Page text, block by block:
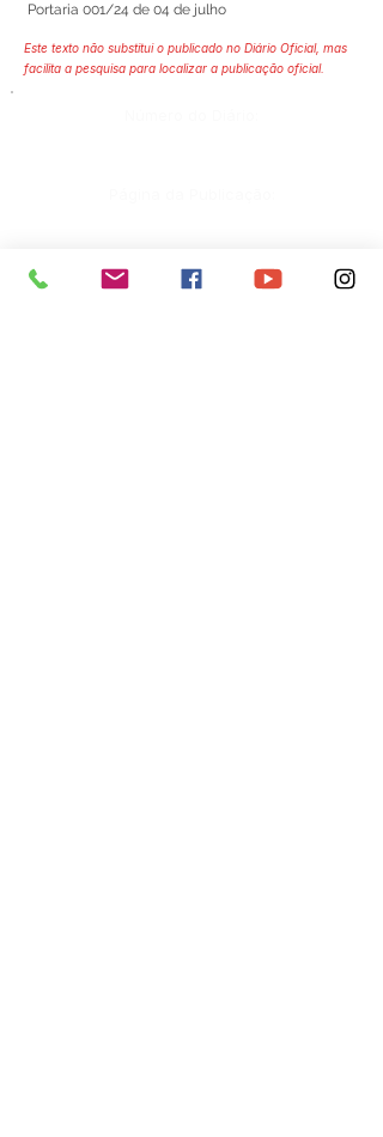
Portaria 001/24 de 04 de julho
Este texto não substitui o publicado no Diário Oficial, mas
facilita a pesquisa para localizar a publicação oficial.
Data da Publicação: